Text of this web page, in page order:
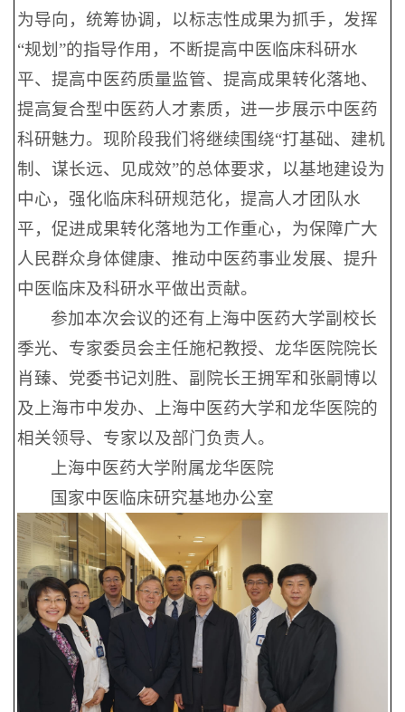
为导向，统筹协调，以标志性成果为抓手，发挥
“规划”的指导作用，不断提高中医临床科研水
平、提高中医药质量监管、提高成果转化落地、
提高复合型中医药人才素质，进一步展示中医药
科研魅力。现阶段我们将继续围绕“打基础、建机
制、谋长远、见成效”的总体要求，以基地建设为
中心，强化临床科研规范化，提高人才团队水
平，促进成果转化落地为工作重心，为保障广大
人民群众身体健康、推动中医药事业发展、提升
中医临床及科研水平做出贡献。
参加本次会议的还有上海中医药大学副校长
季光、专家委员会主任施杞教授、龙华医院院长
肖臻、党委书记刘胜、副院长王拥军和张嗣博以
及上海市中发办、上海中医药大学和龙华医院的
相关领导、专家以及部门负责人。
上海中医药大学附属龙华医院
国家中医临床研究基地办公室